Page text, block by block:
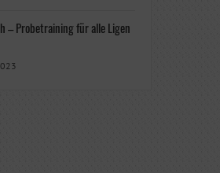
– Probetraining für alle Ligen